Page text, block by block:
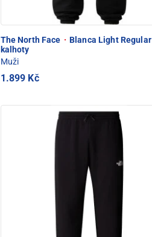
The North Face · Blanca Light Regular
kalhoty
Muži
1.899 Kč